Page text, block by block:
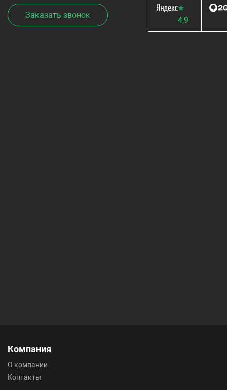
Заказать звонок
4,9
Компания
О компании
Контакты